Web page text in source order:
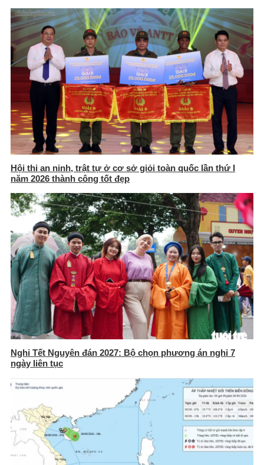
Hội thi an ninh, trật tự ở cơ sở giỏi toàn quốc lần thứ I
năm 2026 thành công tốt đẹp
Nghỉ Tết Nguyên đán 2027: Bộ chọn phương án nghỉ 7
ngày liên tục